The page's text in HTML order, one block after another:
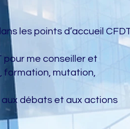
les points d’accueil
pour me conseiller et
formation, mutation,
aux débats et aux actions